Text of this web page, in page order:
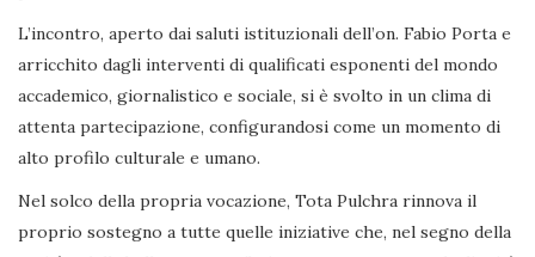
L’incontro, aperto dai saluti istituzionali dell’on. Fabio Porta e
arricchito dagli interventi di qualificati esponenti del mondo
accademico, giornalistico e sociale, si è svolto in un clima di
attenta partecipazione, configurandosi come un momento di
alto profilo culturale e umano.
Nel solco della propria vocazione, Tota Pulchra rinnova il
proprio sostegno a tutte quelle iniziative che, nel segno della